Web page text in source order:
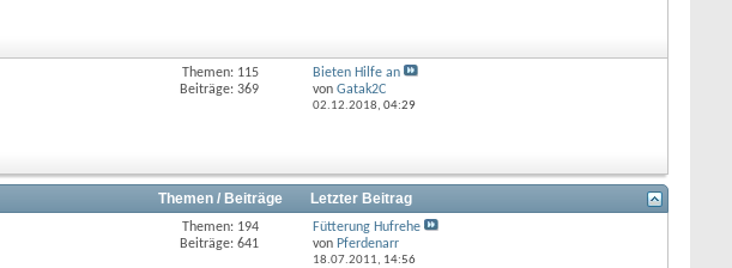
Themen: 115
Beiträge: 369
Bieten Hilfe an
von Gatak2C
02.12.2018, 04:29
Themen / Beiträge Letzter Beitrag
Themen: 194
Beiträge: 641
Fütterung Hufrehe
von Pferdenarr
18.07.2011, 14:56